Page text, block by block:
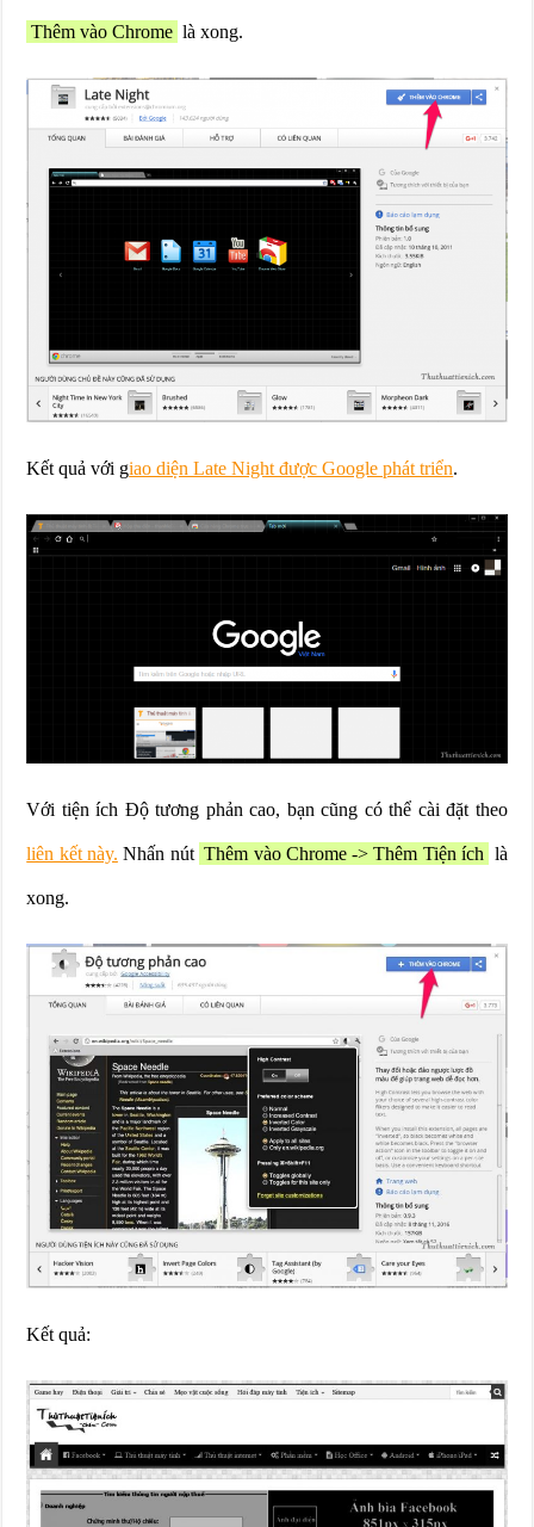
Thêm vào Chrome là xong.
Kết quả với giao diện Late Night được Google phát triển.
Với tiện ích Độ tương phản cao, bạn cũng có thể cài đặt theo
liên kết này. Nhấn nút Thêm vào Chrome -> Thêm Tiện ích là
xong.
Kết quả: